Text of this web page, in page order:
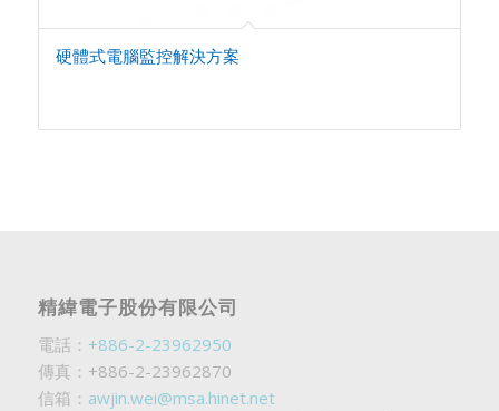
硬體式電腦監控解決方案
精緯電子股份有限公司
電話： +886-2-23962950
傳真：+886-2-23962870
信箱： awjin.wei@msa.hinet.net